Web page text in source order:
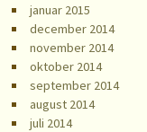
januar 2015
december 2014
november 2014
oktober 2014
september 2014
august 2014
juli 2014